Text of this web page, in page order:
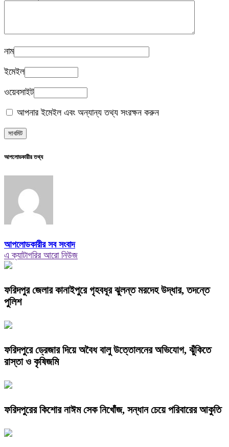
নাম
ইমেইল
ওয়েবসাইট
আপনার ইমেইল এবং অন্যান্য তথ্য সংরক্ষন করুন
আপলোডকারীর তথ্য
আপলোডকারীর সব সংবাদ
এ ক্যাটাগরির আরো নিউজ
ফরিদপুর জেলার কানাইপুরে গৃহবধূর ঝুলন্ত মরদেহ উদ্ধার, তদন্তে
পুলিশ
ফরিদপুরে ড্রেজার দিয়ে অবৈধ বালু উত্তোলনের অভিযোগ, ঝুঁকিতে
রাস্তা ও কৃষিজমি
ফরিদপুরের কিশোর নাঈম সেক নিখোঁজ, সন্ধান চেয়ে পরিবারের আকুতি